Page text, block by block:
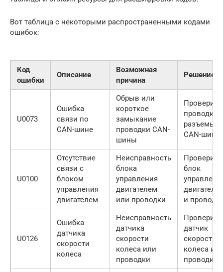
Вот таблица с некоторыми распространенными кодами
ошибок:
Код
ошибки
Описание
Возможная
причина
Решение
U0073
Ошибка
связи по
CAN-шине
Обрыв или
короткое
замыкание
проводки CAN-
шины
Проверить
проводку и
разъемы
CAN-шины
U0100
Отсутствие
связи с
блоком
управления
двигателем
Неисправность
блока
управления
двигателем
или проводки
Проверить
блок
и проводку
U0126
Ошибка
датчика
скорости
колеса
Неисправность
датчика
скорости
колеса или
проводки
Проверить
датчик
скорости
колеса и
проводку